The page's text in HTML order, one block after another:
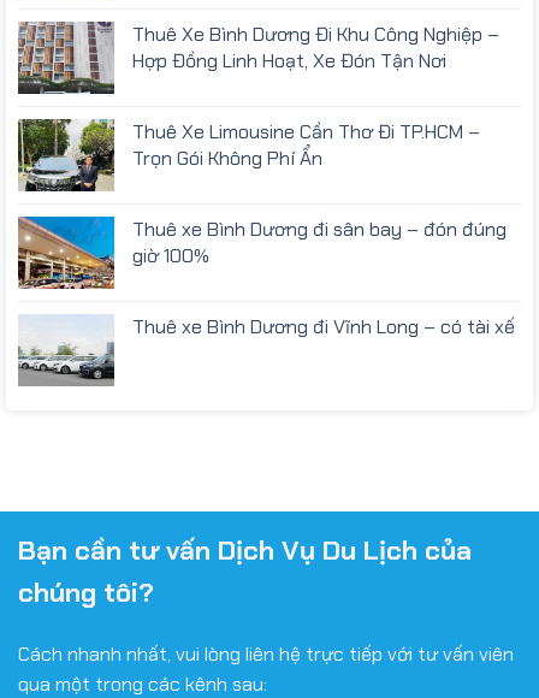
Thuê Xe Bình Dương Đi Khu Công Nghiệp –
Hợp Đồng Linh Hoạt, Xe Đón Tận Nơi
Thuê Xe Limousine Cần Thơ Đi TP.HCM –
Trọn Gói Không Phí Ẩn
Thuê xe Bình Dương đi sân bay – đón đúng
giờ 100%
Thuê xe Bình Dương đi Vĩnh Long – có tài xế
Bạn cần tư vấn Dịch Vụ Du Lịch của
chúng tôi?
Cách nhanh nhất, vui lòng liên hệ trực tiếp với tư vấn viên
qua một trong các kênh sau: